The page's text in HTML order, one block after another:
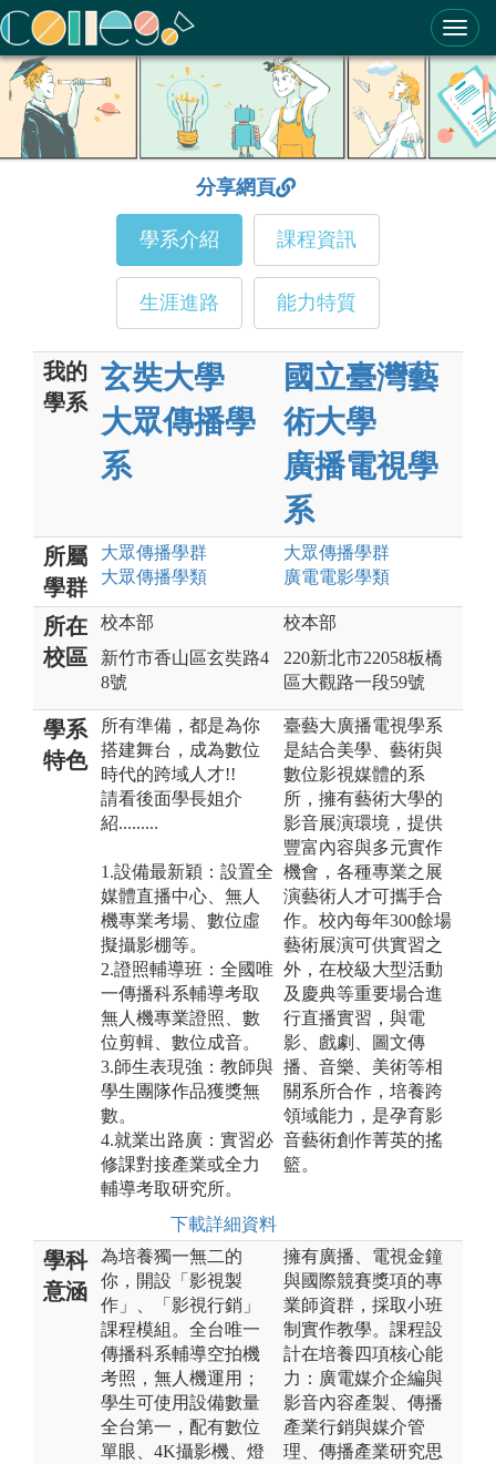
ColleGo! 大學選才與高中育才輔助系統
分享網頁
學系介紹 課程資訊
生涯進路 能力特質
我的
學系
玄奘大學
大眾傳播學
系
國立臺灣藝
術大學
廣播電視學
系
所屬
學群
大眾傳播學群
大眾傳播學類
大眾傳播學群
廣電電影學類
所在
校區
校本部
新竹市香山區玄奘路4
8號
校本部
220新北市22058板橋
區大觀路一段59號
學系
特色
所有準備，都是為你
搭建舞台，成為數位
時代的跨域人才!!
請看後面學長姐介
紹.........
1.設備最新穎：設置全
媒體直播中心、無人
機專業考場、數位虛
擬攝影棚等。
2.證照輔導班：全國唯
一傳播科系輔導考取
無人機專業證照、數
位剪輯、數位成音。
3.師生表現強：教師與
學生團隊作品獲獎無
數。
4.就業出路廣：實習必
修課對接產業或全力
輔導考取研究所。
下載詳細資料
臺藝大廣播電視學系
是結合美學、藝術與
數位影視媒體的系
所，擁有藝術大學的
影音展演環境，提供
豐富內容與多元實作
機會，各種專業之展
演藝術人才可攜手合
作。校內每年300餘場
藝術展演可供實習之
外，在校級大型活動
及慶典等重要場合進
行直播實習，與電
影、戲劇、圖文傳
播、音樂、美術等相
關系所合作，培養跨
領域能力，是孕育影
音藝術創作菁英的搖
籃。
學科
意涵
為培養獨一無二的
你，開設「影視製
作」、「影視行銷」
課程模組。全台唯一
傳播科系輔導空拍機
考照，無人機運用；
學生可使用設備數量
全台第一，配有數位
單眼、4K攝影機、燈
擁有廣播、電視金鐘
與國際競賽獎項的專
業師資群，採取小班
制實作教學。課程設
計在培養四項核心能
力：廣電媒介企編與
影音內容產製、傳播
產業行銷與媒介管
理、傳播產業研究思